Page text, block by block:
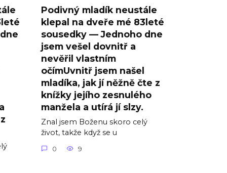
Podivný mladík neustále
klepal na dveře mé 83leté
sousedky — Jednoho dne
jsem vešel dovnitř a
nevěřil vlastním
očímUvnitř jsem našel
mladíka, jak jí něžně čte z
knížky jejího zesnulého
manžela a utírá jí slzy.
Znal jsem Boženu skoro celý
život, takže když se u
0 9